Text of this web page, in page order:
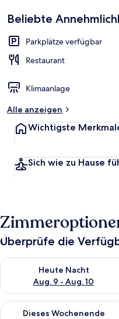
Beliebte
Parkplätze verfügbar
Restaurant
Klimaanlage
Alle anzeigen
Wichtigste
Sich wie zu Hause
Überprüfe die
Heute Nacht
Aug. 9 - Aug. 10
Überprüfe die
Dieses Wochenende
Überprüfe die